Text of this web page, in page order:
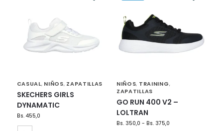
CASUAL, NIÑOS, ZAPATILLAS
SKECHERS GIRLS
DYNAMATIC
Bs.455,0
NIÑOS, TRAINING,
ZAPATILLAS
GO RUN 400 V2 –
LOLTRAN
Bs.350,0 - Bs.375,0